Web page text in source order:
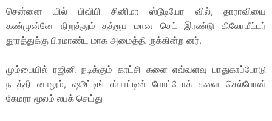
சென்னை யில் பிவிபி சினிமா ஸ்டூடியோ வில், தாராவியை
கண்முன்னே நிறுத்தும் தத்ரூப மான செட் இரண்டு கிலோமீட்டர்
தூரத்துக்கு பிரமாண்ட மாக அமைத்தி ருக்கின்ற னர்.
மும்பையில் ரஜினி நடிக்கும் காட்சி களை எவ்வளவு பாதுகாப்போடு
நடத்தி னாலும், ஷூட்டிங் ஸ்பாட்டின் போட்டோக் களை செல்போன்
கேமரா மூலம் லபக் செய்து